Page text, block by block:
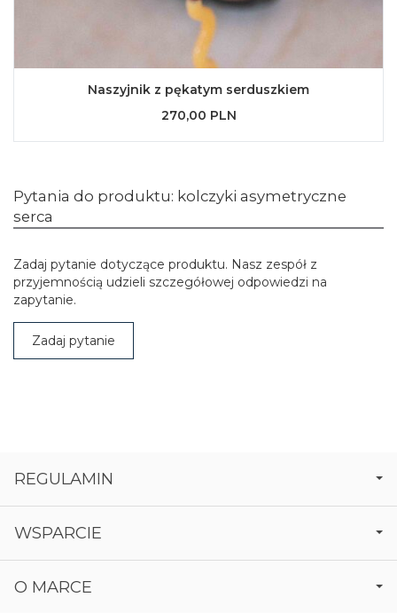
Naszyjnik z pękatym serduszkiem
270,00 PLN
Pytania do produktu: kolczyki asymetryczne
serca
Zadaj pytanie dotyczące produktu. Nasz zespół z
przyjemnością udzieli szczegółowej odpowiedzi na
zapytanie.
Zadaj pytanie
REGULAMIN
WSPARCIE
O MARCE